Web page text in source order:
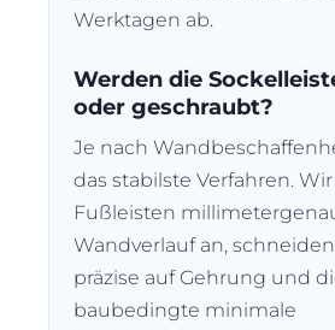
Werktagen ab.
Werden die
oder geschraubt?
Je nach
das stabilste Verfahren.
Fußleisten
Wandverlauf an,
präzise auf Gehrung und
baubedingte minimale